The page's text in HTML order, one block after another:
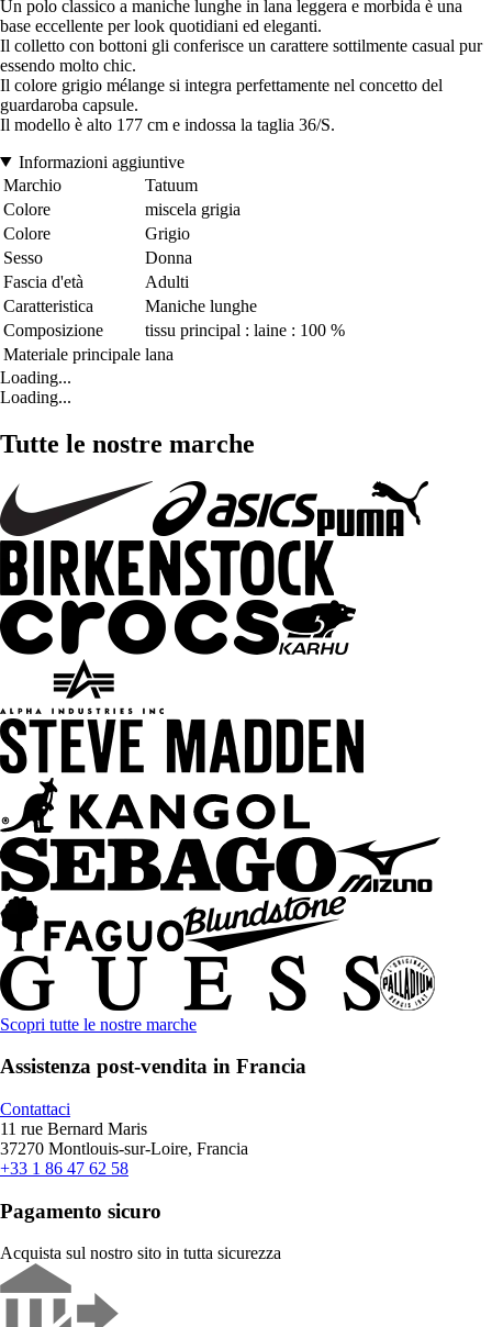
Un polo classico a maniche lunghe in lana leggera e morbida è una
base eccellente per look quotidiani ed eleganti.
Il colletto con bottoni gli conferisce un carattere sottilmente casual pur
essendo molto chic.
Il colore grigio mélange si integra perfettamente nel concetto del
guardaroba capsule.
Il modello è alto 177 cm e indossa la taglia 36/S.
Informazioni aggiuntive
Marchio
Tatuum
Colore
miscela grigia
Colore
Grigio
Sesso
Donna
Fascia d'età
Adulti
Caratteristica
Maniche lunghe
Composizione
tissu principal : laine : 100 %
Materiale principale lana
Loading...
Loading...
Tutte le nostre marche
Scopri tutte le nostre marche
Assistenza post-vendita in Francia
Contattaci
11 rue Bernard Maris
37270 Montlouis-sur-Loire, Francia
+33 1 86 47 62 58
Pagamento sicuro
Acquista sul nostro sito in tutta sicurezza